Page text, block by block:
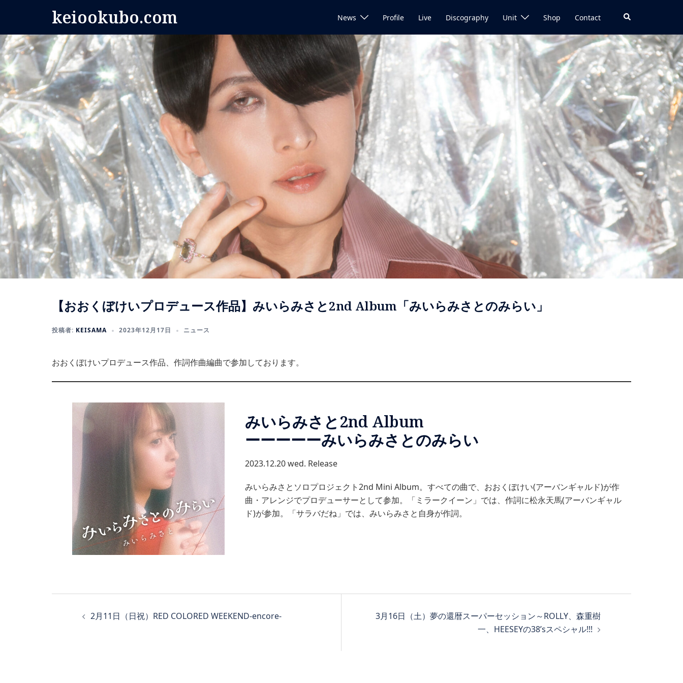
テ
ン
ツ
へ
ス
キ
ッ
プ
keiookubo.com News Profile Live Discography Unit Shop Contact 検
索
【おおくぼけいプロデュース作品】みいらみさと2nd Album「みいらみさとのみらい」
投稿者: KEISAMA 2023年12月17日 ニュース
おおくぼけいプロデュース作品、作詞作曲編曲で参加しております。
みいらみさと2nd Album
ーーーーーみいらみさとのみらい
2023.12.20 wed. Release
みいらみさとソロプロジェクト2nd Mini Album。すべての曲で、おおくぼけい(アーバンギャルド)が作
曲・アレンジでプロデューサーとして参加。「ミラークイーン」では、作詞に松永天馬(アーバンギャル
ド)が参加。「サラバだね」では、みいらみさと自身が作詞。
2月11日（日祝）RED COLORED WEEKEND-encore-
3月16日（土）夢の還暦スーパーセッション～ROLLY、森重樹
一、HEESEYの38’sスペシャル!!!